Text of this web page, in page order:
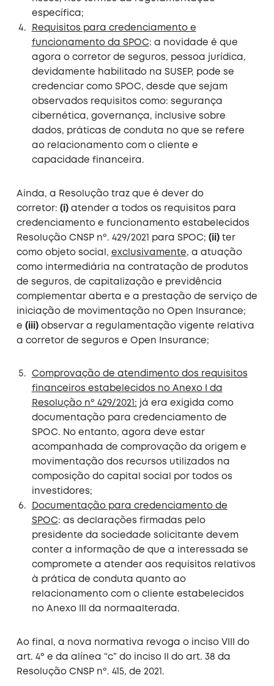
específica;
Requisitos para credenciamento e
funcionamento da SPOC: a novidade é que
agora o corretor de seguros, pessoa jurídica,
devidamente habilitado na SUSEP, pode se
credenciar como SPOC, desde que sejam
observados requisitos como: segurança
cibernética, governança, inclusive sobre
dados, práticas de conduta no que se refere
ao relacionamento com o cliente e
capacidade financeira.
Ainda, a Resolução traz que é dever do
corretor: (i)atender a todos os requisitos para
credenciamento e funcionamento estabelecidos
Resolução CNSP nº. 429/2021 para SPOC; (ii)ter
como objeto social, exclusivamente, a atuação
como intermediária na contratação de produtos
de seguros, de capitalização e previdência
complementar aberta e a prestação de serviço de
iniciação de movimentação no Open Insurance;
e (iii)observar a regulamentação vigente relativa
a corretor de seguros e Open Insurance;
Comprovação de atendimento dos requisitos
financeiros estabelecidos no Anexo I da
Resolução nº 429/2021: já era exigida como
documentação para credenciamento de
SPOC. No entanto, agora deve estar
acompanhada de comprovação da origem e
movimentação dos recursos utilizados na
composição do capital social por todos os
investidores;
Documentação para credenciamento de
SPOC: as declarações firmadas pelo
presidente da sociedade solicitante devem
conter a informação de que a interessada se
compromete a atender aos requisitos relativos
à prática de conduta quanto ao
relacionamento com o cliente estabelecidos
no Anexo III da normaalterada.
Ao final, a nova normativa revoga o inciso VIII do
art. 4º e da alínea “c” do inciso II do art. 38 da
Resolução CNSP nº. 415, de 2021.